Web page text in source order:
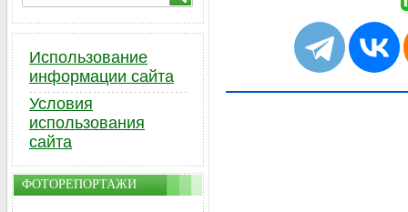
Использование
информации сайта
Условия
использования
сайта
ФОТОРЕПОРТАЖИ